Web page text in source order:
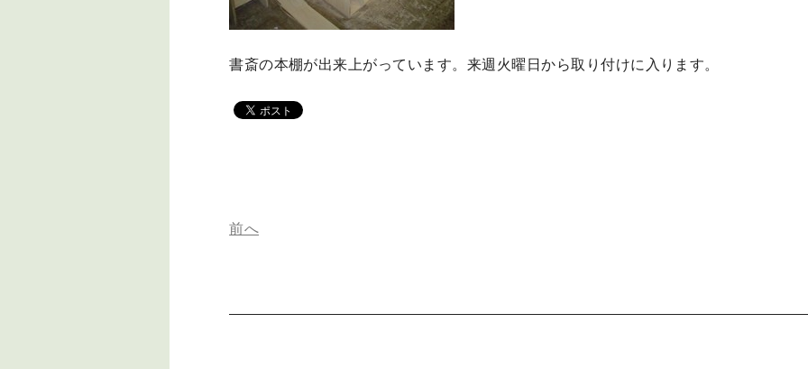
書斎の本棚が出来上がっています。来週火曜日から取り付けに入ります。
前へ